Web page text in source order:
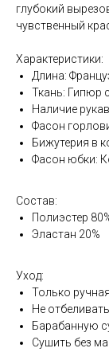
глубокий
чувственный
Характеристики:
Длина:
Ткань: Гипюр
Наличие
Фасон
Бижутерия в
Фасон юбки:
Состав:
Полиэстер
Эластан 20%
Уход:
Только
Не отбеливать
Барабанную
Сушить без